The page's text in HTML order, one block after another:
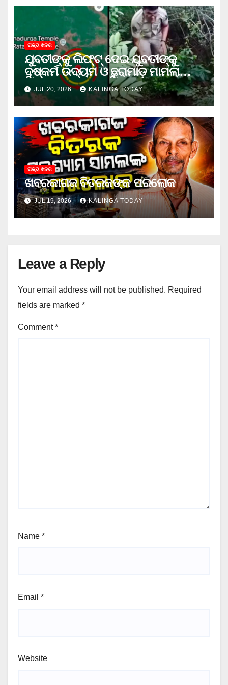
ରାଜ୍ୟ ଖବର
ଯୁବତୀଙ୍କୁ ଲିଫ୍‌ଟ୍‌ ଦେଇ ଯୁବତୀଙ୍କୁ
ଦୁଷ୍କର୍ମ ଉଦ୍ୟମ ଓ ଛୁରାମାଡ଼ ମାମଲାରେ
ଜେଲ ଗଲା ଅଭିଯୁକ୍ତ
JUL 20, 2026 KALINGA TODAY
ରାଜ୍ୟ ଖବର
ଖବରକାଗଜ ବିତରକଙ୍କ ପରଲୋକ
JUL 19, 2026 KALINGA TODAY
Leave a Reply
Your email address will not be published. Required
fields are marked *
Comment*
Name *
Email *
Website